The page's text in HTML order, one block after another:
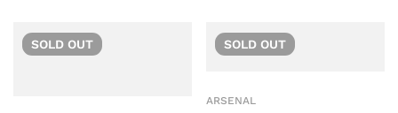
SOLD OUT SOLD OUT
ARSENAL